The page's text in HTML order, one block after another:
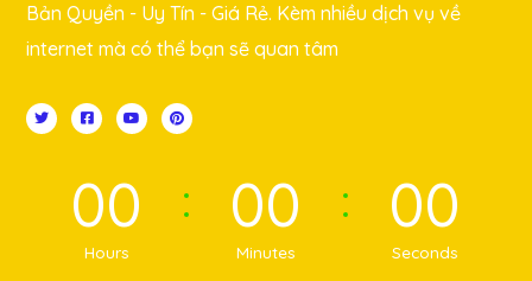
Bản Quyền - Uy Tín - Giá Rẻ. Kèm nhiều dịch vụ về
internet mà có thể bạn sẽ quan tâm
00
Hours
00
Minutes
00
Seconds